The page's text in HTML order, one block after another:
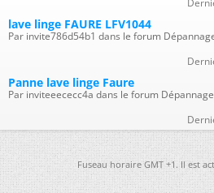
lave linge FAURE LFV1044
Par invite786d54b1 dans le forum
Panne lave linge Faure
Par inviteeececc4a dans le forum Dépannage
Fuseau horaire GMT +1. Il est